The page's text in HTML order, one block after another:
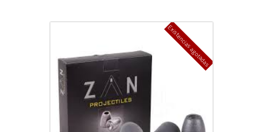
Existencias agotadas